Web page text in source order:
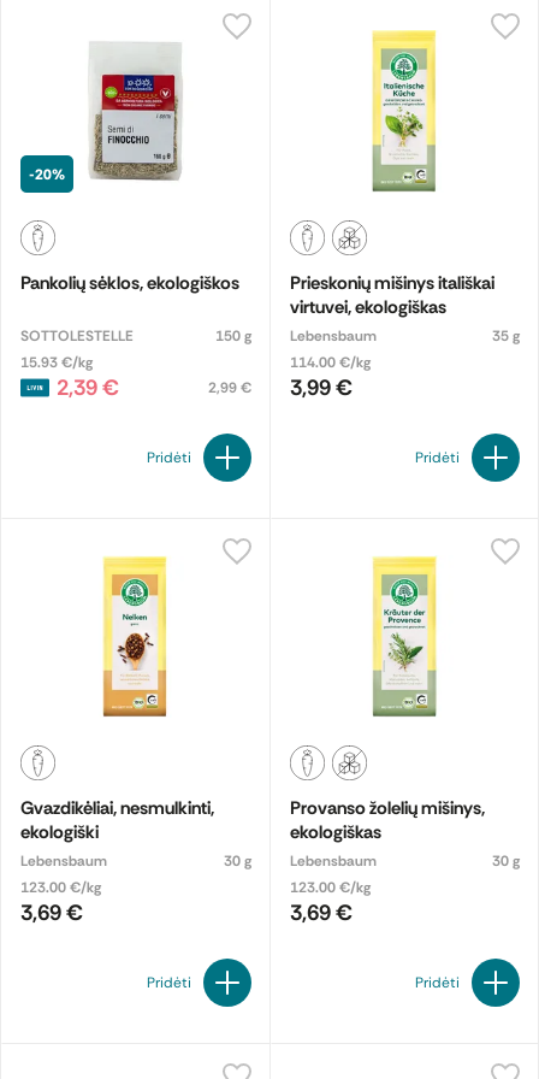
-20%
Pankolių sėklos, ekologiškos
SOTTOLESTELLE
150 g
15.93 €/kg
2,39 € 2,99 €
Pridėti
Prieskonių mišinys itališkai
virtuvei, ekologiškas
Lebensbaum
35 g
114.00 €/kg
3,99 €
Pridėti
Gvazdikėliai, nesmulkinti,
ekologiški
Lebensbaum
30 g
123.00 €/kg
3,69 €
Pridėti
Provanso žolelių mišinys,
ekologiškas
Lebensbaum
30 g
123.00 €/kg
3,69 €
Pridėti